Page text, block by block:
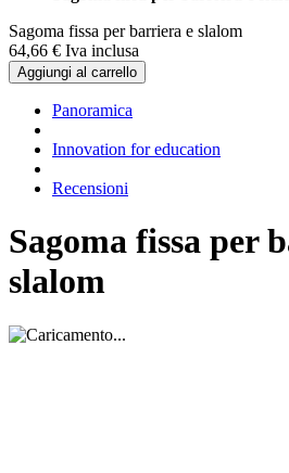
Sagoma fissa per barriera e slalom
64,66 € Iva inclusa
Aggiungi al carrello
Panoramica
Innovation for education
Recensioni
Sagoma fissa per
slalom